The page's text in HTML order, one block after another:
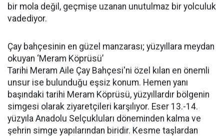
bir mola değil, geçmişe uzanan unutulmaz bir yolculuk
vadediyor.
Çay bahçesinin en güzel manzarası; yüzyıllara meydan
okuyan ‘Meram Köprüsü’
Tarihi Meram Aile Çay Bahçesi'ni özel kılan en önemli
unsur ise bulunduğu eşsiz konum. Hemen yanı
başındaki tarihi Meram Köprüsü, yüzyıllardır bölgenin
simgesi olarak ziyaretçileri karşılıyor. Eser 13.-14.
yüzyıla Anadolu Selçukluları döneminden kalma ve
şehrin simge yapılarından biridir. Kesme taşlardan